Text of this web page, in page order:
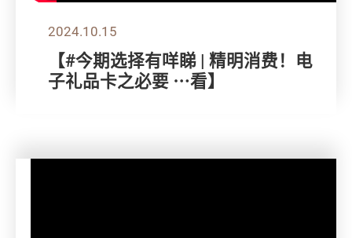
2024.10.15
【#今期选择有咩睇 | 精明消费！电
子礼品卡之必要 ⋯看】